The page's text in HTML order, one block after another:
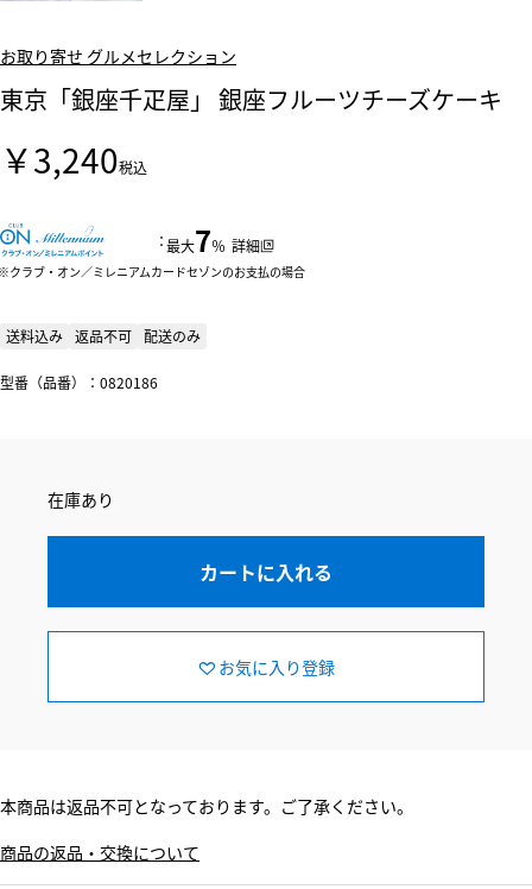
お取り寄せ グルメセレクション
東京「銀座千疋屋」 銀座フルーツチーズケーキ
￥3,240税込
：最大7％ 詳細
クラブ・オン／ミレニアムカードセゾンのお支払の場合
送料込み 返品不可 配送のみ
型番（品番）：0820186
在庫あり
カートに入れる
お気に入り登録
本商品は返品不可となっております。ご了承ください。
商品の返品・交換について